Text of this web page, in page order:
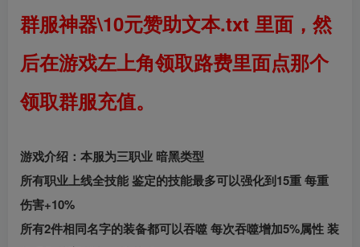
群服神器\10元赞助文本.txt 里面，然
后在游戏左上角领取路费里面点那个
领取群服充值。
游戏介绍：本服为三职业 暗黑类型
所有职业上线全技能 鉴定的技能最多可以强化到15重 每重
伤害+10%
所有2件相同名字的装备都可以吞噬 每次吞噬增加5%属性 装